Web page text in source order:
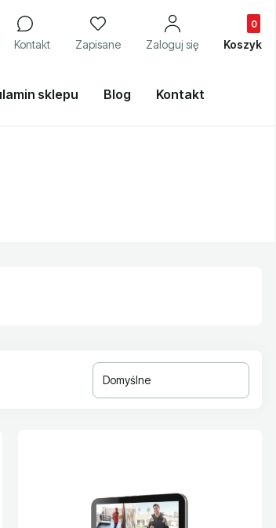
Kontakt Zapisane Zaloguj się Koszyk
sklepu Blog Kontakt
Domyślne